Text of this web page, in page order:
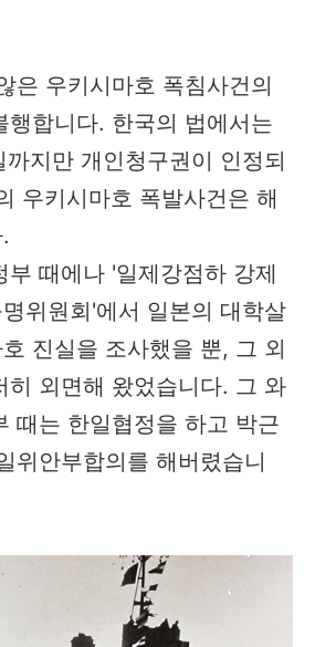
은 우키시마호 폭침사건의
행합니다. 한국의 법에서는
지만 개인청구권이 인정되
우키시마호 폭발사건은 해
부 때에나 '일제강점하 강제
위원회'에서 일본의 대학살
진실을 조사했을 뿐, 그 외
히 외면해 왔었습니다. 그 와
때는 한일협정을 하고 박근
위안부합의를 해버렸습니